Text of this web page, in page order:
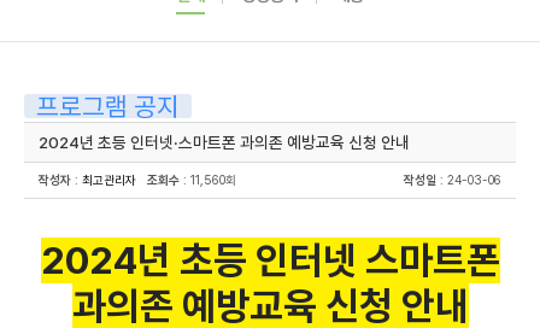
프로그램 공지
2024년 초등 인터넷·스마트폰 과의존 예방교육 신청 안내
작성자 : 최고관리자 조회수 : 11,560회 작성일 : 24-03-06
2024년 초등 인터넷 스마트폰
과의존 예방교육 신청 안내